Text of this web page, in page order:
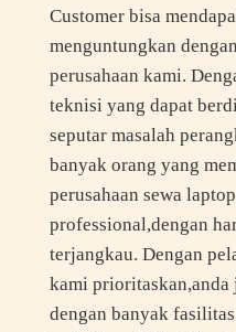
Customer bisa
menguntungkan
perusahaan kami.
teknisi yang dapat
seputar masalah
banyak orang yang
perusahaan sewa
professional,dengan
terjangkau. Dengan
kami prioritaskan,anda
dengan banyak